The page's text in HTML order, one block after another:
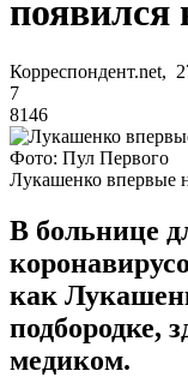
появился
Корреспондент.net,
7
8146
Фото: Пул Первого
Лукашенко впервые
В больнице
как
подбородке,
медиком.